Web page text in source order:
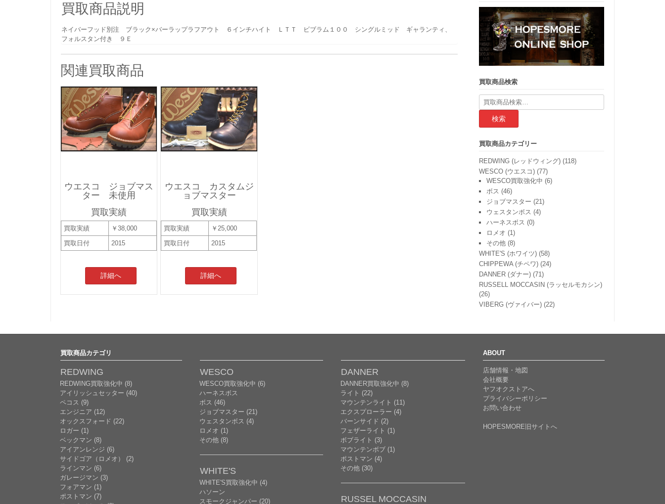
買取商品説明
ネイバーフッド別注 ブラック×バーラップラフアウト ６インチハイト ＬＴＴ ビブラム１００ シングルミッド ギャランティ、
フォルスタン付き ９Ｅ
関連買取商品
ウエスコ ジョブマス
ター 未使用
買取実績
買取実績
￥38,000
買取日付
2015
詳細へ
ウエスコ カスタムジ
ョブマスター
買取実績
買取実績
￥25,000
買取日付
2015
詳細へ
買取商品検索
検
索
果:
買取商品カテゴリー
REDWING (レッドウィング) (118)
WESCO (ウエスコ) (77)
WESCO買取強化中 (6)
ボス (46)
ジョブマスター (21)
ウェスタンボス (4)
ハーネスボス (0)
ロメオ (1)
その他 (8)
WHITE'S (ホワイツ) (58)
CHIPPEWA (チペワ) (24)
DANNER (ダナー) (71)
RUSSELL MOCCASIN (ラッセルモカシン)
(26)
VIBERG (ヴァイバー) (22)
買取商品カテゴリ
REDWING
REDWING買取強化中 (8)
アイリッシュセッター (40)
ペコス (9)
エンジニア (12)
オックスフォード (22)
ロガー (1)
ベックマン (8)
アイアンレンジ (6)
サイドゴア（ロメオ） (2)
ラインマン (6)
ガレージマン (3)
フォアマン (1)
ポストマン (7)
WESCO
WESCO買取強化中 (6)
ハーネスボス
ボス (46)
ジョブマスター (21)
ウェスタンボス (4)
ロメオ (1)
その他 (8)
WHITE'S
WHITE'S買取強化中 (4)
ハソーン
スモークジャンパー (20)
DANNER
DANNER買取強化中 (8)
ライト (22)
マウンテンライト (11)
エクスプローラー (4)
バーンサイド (2)
フェザーライト (1)
ボブライト (3)
マウンテンボブ (1)
ポストマン (4)
その他 (30)
RUSSEL MOCCASIN
ABOUT
店舗情報・地図
会社概要
ヤフオクストアへ
プライバシーポリシー
お問い合わせ
HOPESMORE旧サイトへ